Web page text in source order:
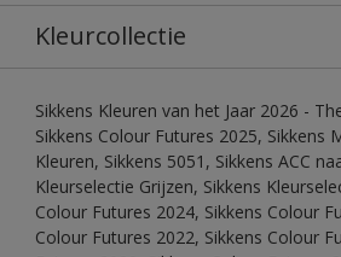
Kleurcollectie
Sikkens Kleuren van het Jaar 2026 -
Sikkens Colour Futures 2025, Sikkens
Kleuren, Sikkens 5051, Sikkens ACC
Kleurselectie Grijzen, Sikkens
Colour Futures 2024, Sikkens Colour
Colour Futures 2022, Sikkens Colour